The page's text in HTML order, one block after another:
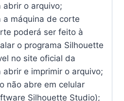
abrir o arquivo;
a máquina de corte
poderá ser feito à
o programa Silhouette
no site oficial da
abrir e imprimir o arquivo;
não abre em celular
Silhouette Studio);